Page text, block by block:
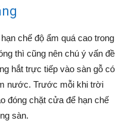
chế độ ẩm quá cao trong
thì cũng nên chú ý vấn đề
hắt trực tiếp vào sàn gỗ có
nước. Trước mỗi khi trời
đóng chặt cửa để hạn chế
sàn.